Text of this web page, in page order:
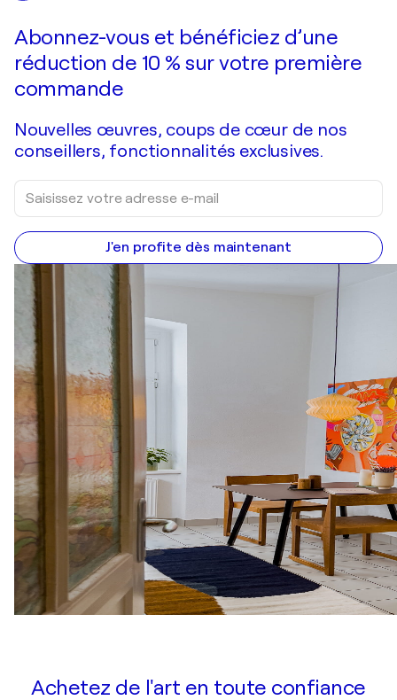
Abonnez-vous et bénéficiez d’une
réduction de 10 % sur votre première
commande
Nouvelles œuvres, coups de cœur de nos
conseillers, fonctionnalités exclusives.
J'en profite dès maintenant
Achetez de l'art en toute confiance